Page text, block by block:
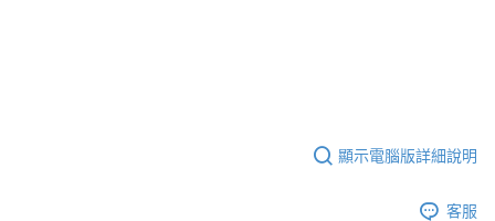
顯示電腦版詳細說明
客服